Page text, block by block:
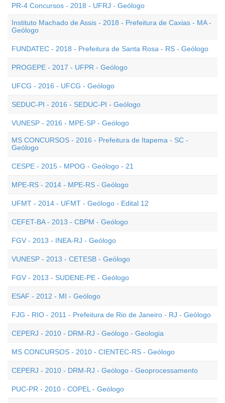
PR-4 Concursos - 2018 - UFRJ - Geólogo
Instituto Machado de Assis - 2018 - Prefeitura de Caxias - MA -
Geólogo
FUNDATEC - 2018 - Prefeitura de Santa Rosa - RS - Geólogo
PROGEPE - 2017 - UFPR - Geólogo
UFCG - 2016 - UFCG - Geólogo
SEDUC-PI - 2016 - SEDUC-PI - Geólogo
VUNESP - 2016 - MPE-SP - Geólogo
MS CONCURSOS - 2016 - Prefeitura de Itapema - SC -
Geólogo
CESPE - 2015 - MPOG - Geólogo - 21
MPE-RS - 2014 - MPE-RS - Geólogo
UFMT - 2014 - UFMT - Geólogo - Edital 12
CEFET-BA - 2013 - CBPM - Geólogo
FGV - 2013 - INEA-RJ - Geólogo
VUNESP - 2013 - CETESB - Geólogo
FGV - 2013 - SUDENE-PE - Geólogo
ESAF - 2012 - MI - Geólogo
FJG - RIO - 2011 - Prefeitura de Rio de Janeiro - RJ - Geólogo
CEPERJ - 2010 - DRM-RJ - Geólogo - Geologia
MS CONCURSOS - 2010 - CIENTEC-RS - Geólogo
CEPERJ - 2010 - DRM-RJ - Geólogo - Geoprocessamento
PUC-PR - 2010 - COPEL - Geólogo